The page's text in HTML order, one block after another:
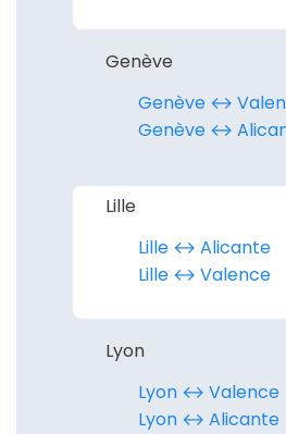
Genève
Genève ↔︎
Genève ↔︎
Lille
Lille ↔︎ Alicante
Lille ↔︎ Valence
Lyon
Lyon ↔︎ Valence
Lyon ↔︎ Alicante